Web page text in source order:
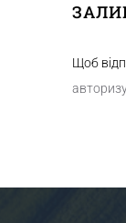
Щоб